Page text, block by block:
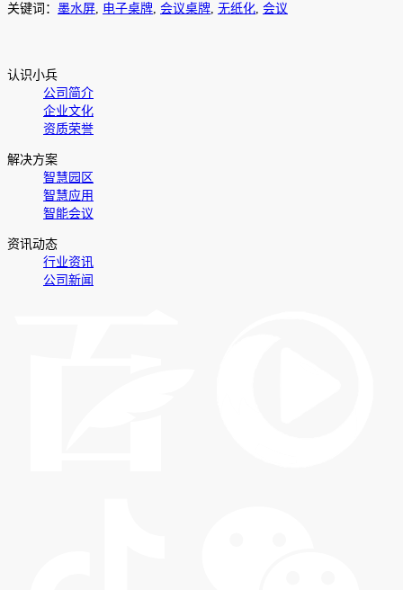
关键词： 墨水屏 电子桌牌 会议桌牌 无纸化 会议
认识小兵
公司简介
企业文化
资质荣誉
解决方案
智慧园区
智慧应用
智能会议
资讯动态
行业资讯
公司新闻